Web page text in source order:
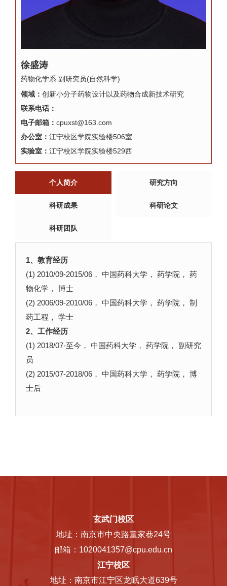
徐盛涛
药物化学系 副研究员(自然科学)
领域： 创新小分子药物设计以及药物合成新技术研究
联系电话：
电子邮箱： cpuxst@163.com
办公室： 江宁校区学院实验楼506室
实验室： 江宁校区学院实验楼529西
个人简介 研究方向
科研成果 科研论文
科研团队
1、教育经历
(1) 2010/09-2015/06， 中国药科大学， 药学院， 药
物化学， 博士
(2) 2006/09-2010/06， 中国药科大学， 药学院， 制
药工程， 学士
2、工作经历
(1) 2018/07-至今， 中国药科大学， 药学院， 副研究
员
(2) 2015/07-2018/06， 中国药科大学， 药学院， 博
士后
玄武门校区
地址：南京市中央路童家巷24号
邮箱：1020041357@cpu.edu.cn
江宁校区
地址：南京市江宁区龙眠大道639号